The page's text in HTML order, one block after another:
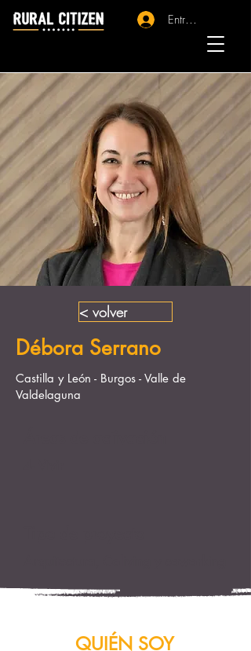
Entrar - Registro
< volver
Débora Serrano
Castilla y León - Burgos - Valle de
Valdelaguna
QUIÉN SOY